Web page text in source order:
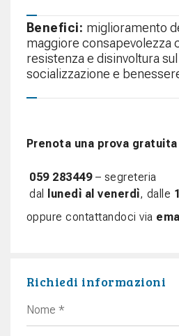
Benefici: miglioramento
maggiore consapevolezza
resistenza e disinvoltura
socializzazione e
Prenota una prova gratuita
059 283449– segreteria
dal
lunedì al venerdì, dalle
oppure contattandoci via
Richiedi informazioni